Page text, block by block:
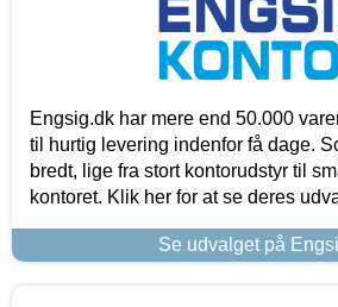
Engsig.dk har mere end 50.000
til hurtig levering indenfor få dage.
bredt, lige fra stort kontorudstyr til
kontoret. Klik her for at se deres
Se udvalget på